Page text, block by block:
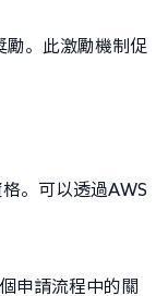
勵。此激勵機制促
。可以透過AWS
申請流程中的關